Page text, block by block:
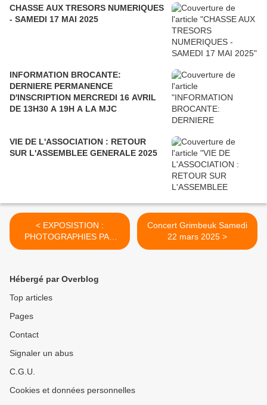
CHASSE AUX TRESORS NUMERIQUES
- SAMEDI 17 MAI 2025
INFORMATION BROCANTE:
DERNIERE PERMANENCE
D'INSCRIPTION MERCREDI 16 AVRIL
DE 13H30 A 19H A LA MJC
VIE DE L'ASSOCIATION : RETOUR
SUR L'ASSEMBLEE GENERALE 2025
< EXPOSISTION :
PHOTOGRAPHIES PAR
Florence CHIVAROFF
Concert Grimbeuk Samedi
22 mars 2025 >
Hébergé par Overblog
Top articles
Pages
Contact
Signaler un abus
C.G.U.
Cookies et données personnelles